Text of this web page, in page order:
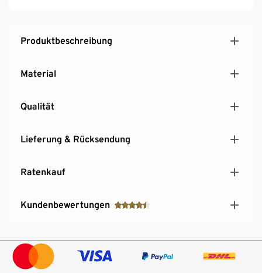
Produktbeschreibung
Material
Qualität
Lieferung & Rücksendung
Ratenkauf
Kundenbewertungen